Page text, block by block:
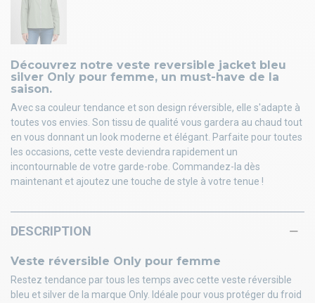
Découvrez notre veste reversible jacket bleu
silver Only pour femme, un must-have de la
saison.
Avec sa couleur tendance et son design réversible, elle s'adapte à
toutes vos envies. Son tissu de qualité vous gardera au chaud tout
en vous donnant un look moderne et élégant. Parfaite pour toutes
les occasions, cette veste deviendra rapidement un
incontournable de votre garde-robe. Commandez-la dès
maintenant et ajoutez une touche de style à votre tenue !
DESCRIPTION
Veste réversible Only pour femme
Restez tendance par tous les temps avec cette veste réversible
bleu et silver de la marque Only. Idéale pour vous protéger du froid